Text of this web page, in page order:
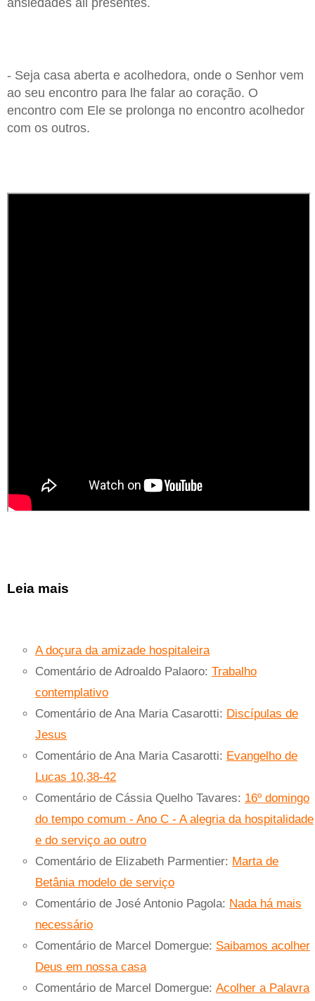
- Seja casa aberta e acolhedora, onde o Senhor vem
ao seu encontro para lhe falar ao coração. O
encontro com Ele se prolonga no encontro acolhedor
com os outros.
Leia mais
A doçura da amizade hospitaleira
Comentário de Adroaldo Palaoro: Trabalho
contemplativo
Comentário de Ana Maria Casarotti: Discípulas de
Jesus
Comentário de Ana Maria Casarotti: Evangelho de
Lucas 10,38-42
Comentário de Cássia Quelho Tavares: 16º domingo
do tempo comum - Ano C - A alegria da hospitalidade
e do serviço ao outro
Comentário de Elizabeth Parmentier: Marta de
Betânia modelo de serviço
Comentário de José Antonio Pagola: Nada há mais
necessário
Comentário de Marcel Domergue: Saibamos acolher
Deus em nossa casa
Comentário de Marcel Domergue: Acolher a Palavra